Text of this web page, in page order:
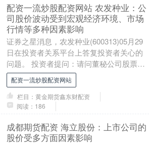
配资一流炒股配资网站 农发种业：公
司股价波动受到宏观经济环境、市场
行情等多种因素影响
证券之星消息，农发种业(600313)05月29
日在投资者关系平台上答复投资者关心的
问题。 投资者提问：请问董秘公司股票跌
的多涨的寥寥无几呢，难不成公司高层领
导....
配资一流炒股配资网站
栏目：黄金期货鑫东财配资
阅读：186
成都期货配资 海立股份：上市公司的
股价受多方面因素影响